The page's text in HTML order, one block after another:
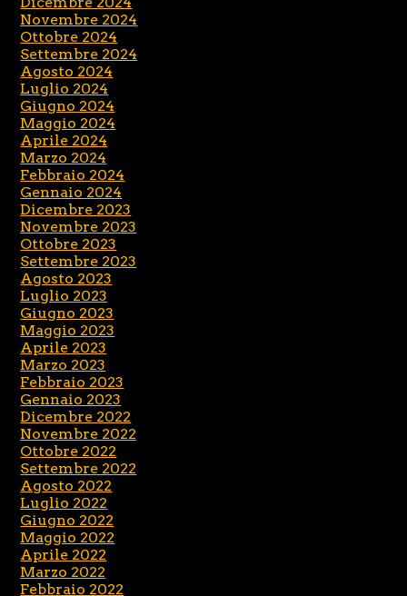
Novembre 2024
Ottobre 2024
Settembre 2024
Agosto 2024
Luglio 2024
Giugno 2024
Maggio 2024
Aprile 2024
Marzo 2024
Febbraio 2024
Gennaio 2024
Dicembre 2023
Novembre 2023
Ottobre 2023
Settembre 2023
Agosto 2023
Luglio 2023
Giugno 2023
Maggio 2023
Aprile 2023
Marzo 2023
Febbraio 2023
Gennaio 2023
Dicembre 2022
Novembre 2022
Ottobre 2022
Settembre 2022
Agosto 2022
Luglio 2022
Giugno 2022
Maggio 2022
Aprile 2022
Marzo 2022
Febbraio 2022